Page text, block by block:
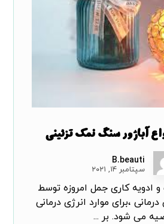
آباژور سنگ نمک تزئینی
B.beauti
سپتامبر ۱۴, ۲۰۲۱
ادویه کاری جمل امروزه توسط
،برای موارد انرژی درمانی
می شود. بر ...